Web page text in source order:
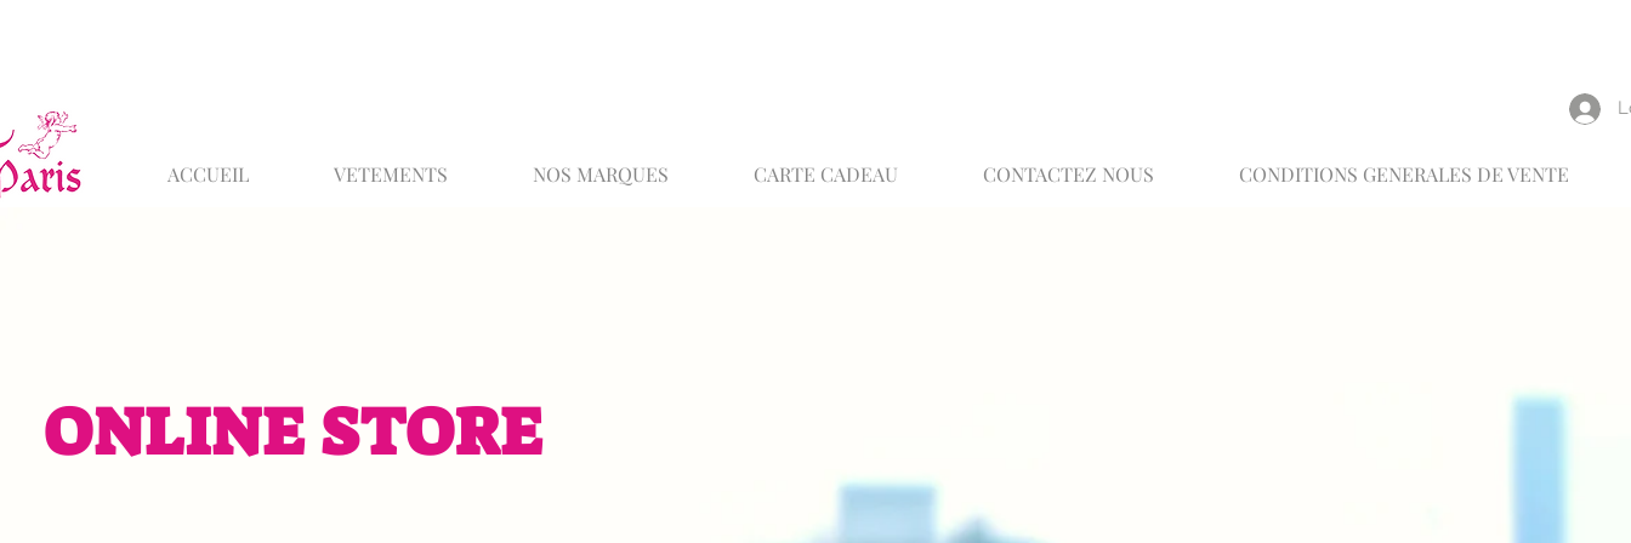
ACCUEIL VETEMENTS NOS MARQUES CARTE CADEAU CONTACTEZ NOUS CONDITIONS GENERALES DE VENTE
ONLINE STORE